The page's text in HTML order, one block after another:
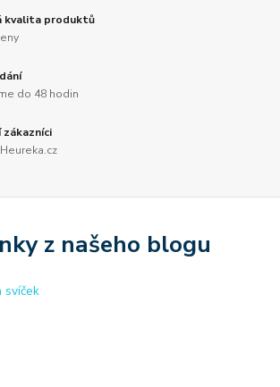
kvalita produktů
do 48 hodin
zákazníci
z našeho blogu